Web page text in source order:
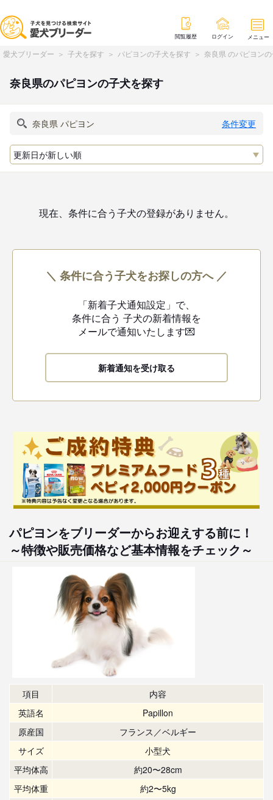
閲覧履歴 ログイン メニュー
愛犬ブリーダー 子犬を探す パピヨンの子犬を探す 奈良県 のパピヨン
奈良県のパピヨンの子犬を探す
条件変更
現在、条件に合う子犬の登録がありません。
＼ 条件に合う子犬をお探しの方へ ／
「新着子犬通知設定」で、
条件に合う 子犬の新着情報を
メールで通知いたします💌
新着通知を受け取る
パピヨンをブリーダーからお迎えする前に！
～特徴や販売価格など基本情報をチェック～
項目
内容
英語名
Papillon
原産国
フランス／ベルギー
サイズ
小型犬
平均体高
約20〜28cm
平均体重
約2〜5kg